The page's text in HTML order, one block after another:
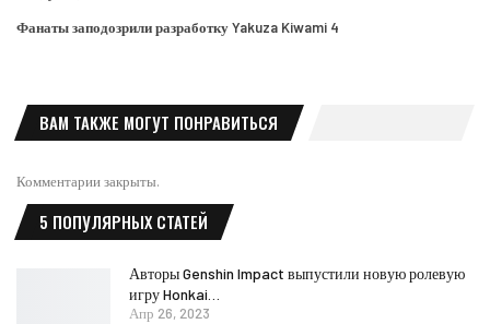
Фанаты заподозрили разработку Yakuza Kiwami 4
ВАМ ТАКЖЕ МОГУТ ПОНРАВИТЬСЯ
Комментарии закрыты.
5 ПОПУЛЯРНЫХ СТАТЕЙ
Авторы Genshin Impact выпустили новую ролевую
игру Honkai…
Апр 26, 2023